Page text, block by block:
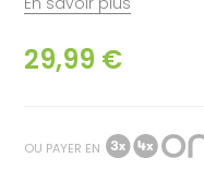
29,99 €
OU PAYER EN